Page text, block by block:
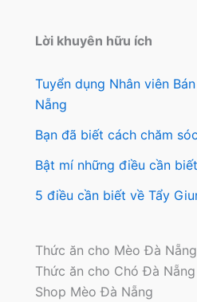
Lời khuyên hữu ích
Tuyển dụng Nhân viên
Nẵng
Bạn đã biết cách chăm
Bật mí những điều cần
5 điều cần biết về Tẩy
Thức ăn cho Mèo Đà Nẵng
Thức ăn cho Chó Đà Nẵng
Shop Mèo Đà Nẵng